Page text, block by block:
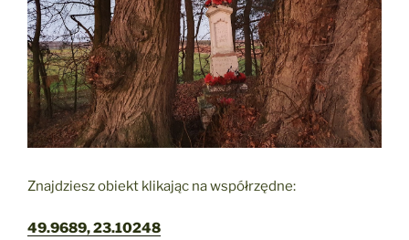
Znajdziesz obiekt klikając na współrzędne:
49.9689, 23.10248